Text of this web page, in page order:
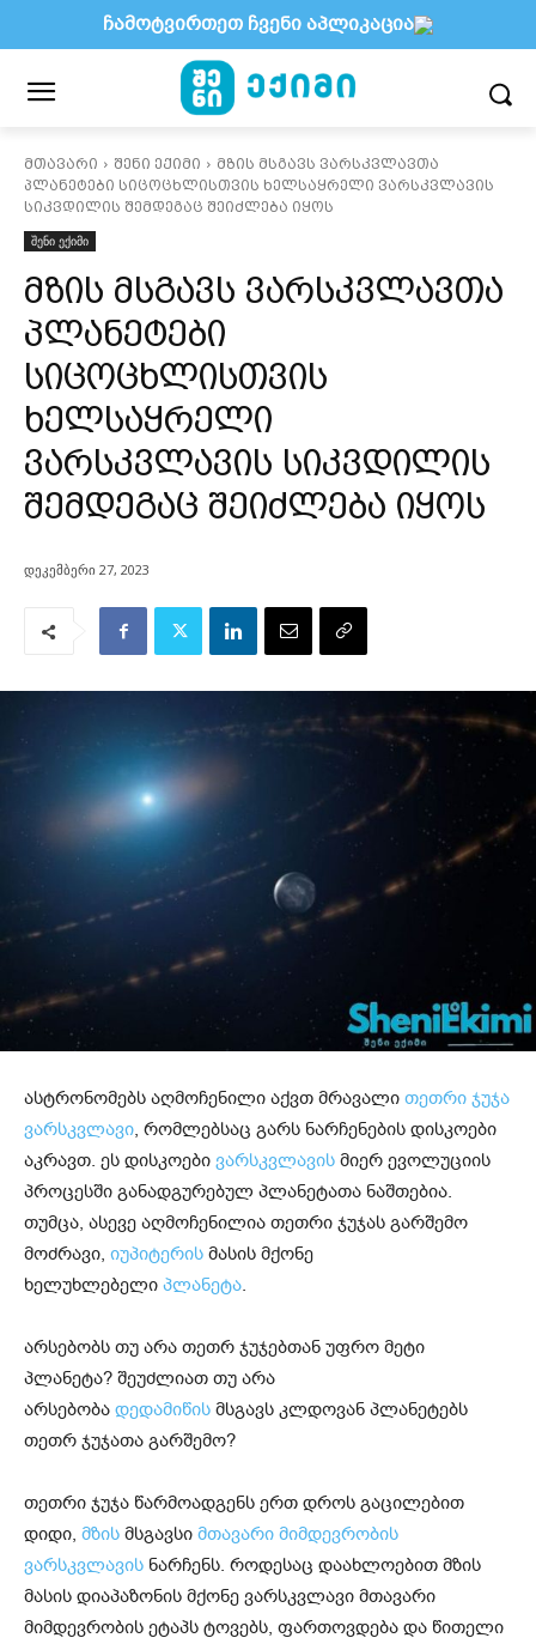
მთავარი შენი ექიმი
მზის მსგავს ვარსკვლავთა
პლანეტები სიცოცხლისთვის ხელსაყრელი ვარსკვლავის
სიკვდილის შემდეგაც შეიძლება იყოს
შენი ექიმი
მზის მსგავს ვარსკვლავთა
პლანეტები
სიცოცხლისთვის
ხელსაყრელი
ვარსკვლავის სიკვდილის
შემდეგაც შეიძლება იყოს
დეკემბერი 27, 2023
ასტრონომებს აღმოჩენილი აქვთ მრავალი თეთრი ჯუჯა
ვარსკვლავი, რომლებსაც გარს ნარჩენების დისკოები
აკრავთ. ეს დისკოები ვარსკვლავის მიერ ევოლუციის
პროცესში განადგურებულ პლანეტათა ნაშთებია.
თუმცა, ასევე აღმოჩენილია თეთრი ჯუჯას გარშემო
მოძრავი, იუპიტერის მასის მქონე
ხელუხლებელი პლანეტა.
არსებობს თუ არა თეთრ ჯუჯებთან უფრო მეტი
პლანეტა? შეუძლიათ თუ არა
არსებობა დედამიწის მსგავს კლდოვან პლანეტებს
თეთრ ჯუჯათა გარშემო?
თეთრი ჯუჯა წარმოადგენს ერთ დროს გაცილებით
დიდი, მზის მსგავსი მთავარი მიმდევრობის
ვარსკვლავის ნარჩენს. როდესაც დაახლოებით მზის
მასის დიაპაზონის მქონე ვარსკვლავი მთავარი
მიმდევრობის ეტაპს ტოვებს, ფართოვდება და წითელი
ჩამოტვირთეთ ჩვენი აპლიკაცია